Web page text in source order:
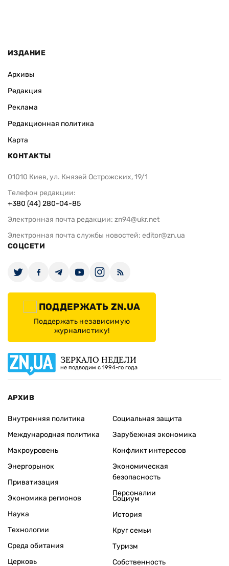
ИЗДАНИЕ
Архивы
Редакция
Реклама
Редакционная политика
Карта
КОНТАКТЫ
01010 Киев, ул. Князей Острожских, 19/1
Телефон редакции:
+380 (44) 280-04-85
Электронная почта редакции: zn94@ukr.net
Электронная почта службы новостей: editor@zn.ua
СОЦСЕТИ
ПОДДЕРЖАТЬ ZN.UA
Поддержать независимую
журналистику!
ЗЕРКАЛО НЕДЕЛИ
не подводим с 1994-го года
АРХИВ
Внутренняя политика
Международная политика
Макроуровень
Энергорынок
Приватизация
Экономика регионов
Социальная защита
Зарубежная экономика
Конфликт интересов
Экономическая
безопасность
Персоналии
Наука
Технологии
Среда обитания
Церковь
Социум
История
Круг семьи
Туризм
Собственность